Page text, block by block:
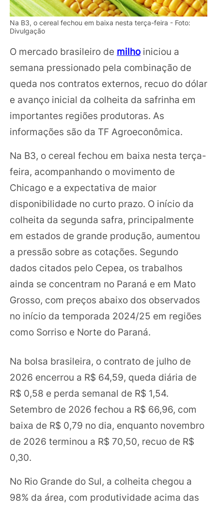
Na B3, o cereal fechou em baixa nesta terça-feira - Foto:
Divulgação
O mercado brasileiro de milhoiniciou a
semana pressionado pela combinação de
queda nos contratos externos, recuo do dólar
e avanço inicial da colheita da safrinha em
importantes regiões produtoras. As
informações são da TF Agroeconômica.
Na B3, o cereal fechou em baixa nesta terça-
feira, acompanhando o movimento de
Chicago e a expectativa de maior
disponibilidade no curto prazo. O início da
colheita da segunda safra, principalmente
em estados de grande produção, aumentou
a pressão sobre as cotações. Segundo
dados citados pelo Cepea, os trabalhos
ainda se concentram no Paraná e em Mato
Grosso, com preços abaixo dos observados
no início da temporada 2024/25 em regiões
como Sorriso e Norte do Paraná.
Na bolsa brasileira, o contrato de julho de
2026 encerrou a R$ 64,59, queda diária de
R$ 0,58 e perda semanal de R$ 1,54.
Setembro de 2026 fechou a R$ 66,96, com
baixa de R$ 0,79 no dia, enquanto novembro
de 2026 terminou a R$ 70,50, recuo de R$
0,30.
No Rio Grande do Sul, a colheita chegou a
98% da área, com produtividade acima das